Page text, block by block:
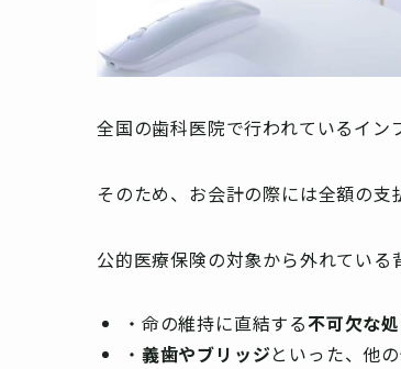
全国の歯科医院で行われているイン
そのため、お会計の際には全額の支
公的医療保険の対象から外れている
・命の維持に直結する不可欠な
・ 義歯やブリッジといった、他